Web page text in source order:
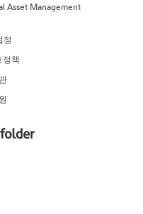
Asset Management
정
정책